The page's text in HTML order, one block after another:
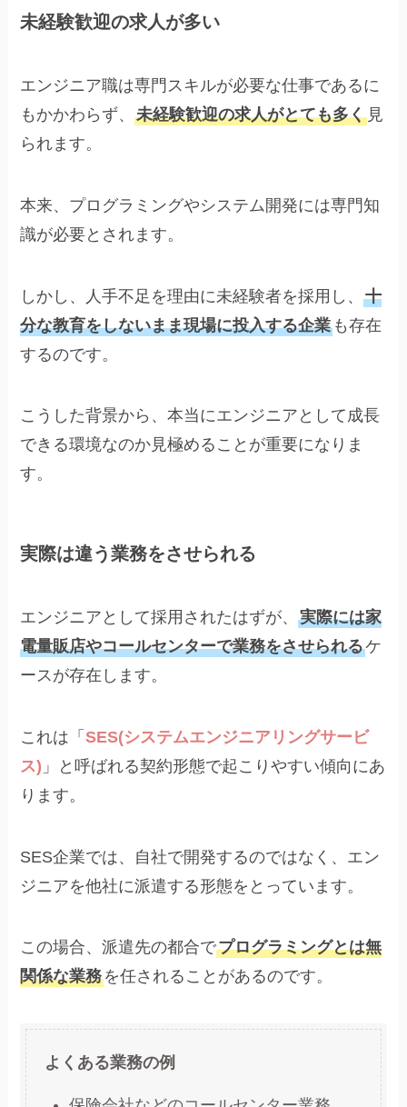
未経験歓迎の求人が多い
エンジニア職は専門スキルが必要な仕事であるに
もかかわらず、未経験歓迎の求人がとても多く 見
られます。
本来、プログラミングやシステム開発には専門知
識が必要とされます。
しかし、人手不足を理由に未経験者を採用し、十
分な教育をしないまま現場に投入する企業 も存在
するのです。
こうした背景から、本当にエンジニアとして成長
できる環境なのか見極めることが重要になりま
す。
実際は違う業務をさせられる
エンジニアとして採用されたはずが、実際には家
電量販店やコールセンターで業務をさせられるケ
ースが存在します。
これは「SES(システムエンジニアリングサービ
ス) 」と呼ばれる契約形態で起こりやすい傾向にあ
ります。
SES企業では、自社で開発するのではなく、エン
ジニアを他社に派遣する形態をとっています。
この場合、派遣先の都合でプログラミングとは無
関係な業務を任されることがあるのです。
よくある業務の例